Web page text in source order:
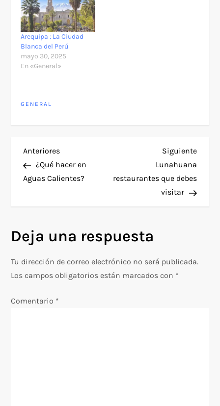
Arequipa : La Ciudad
Blanca del Perú
mayo 30, 2025
En «General»
GENERAL
N
a
g
a
Entrada
anterior
Anteriores
¿Qué hacer en
Aguas Calientes?
Siguiente
Lunahuana
restaurantes que debes
visitar
Deja una respuesta
Tu dirección de correo electrónico no será publicada.
Los campos obligatorios están marcados con *
Comentario *